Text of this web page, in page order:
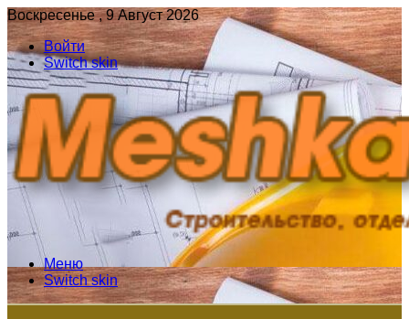
Воскресенье , 9 Август 2026
Войти
Switch skin
Меню
Switch skin